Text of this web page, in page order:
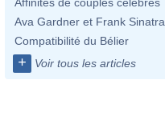
Ava Gardner et Frank Sinatra
Compatibilité du Bélier
+ Voir tous les articles